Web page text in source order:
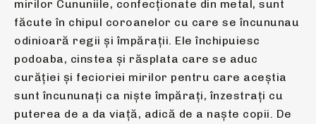
mirilor Cununiile, confecționate din metal, sunt
făcute în chipul coroanelor cu care se încununau
odinioară regii şi împăraţii. Ele închipuiesc
podoaba, cinstea şi răsplata care se aduc
curăţiei şi fecioriei mirilor pentru care aceştia
sunt încununaţi ca nişte împăraţi, înzestraţi cu
puterea de a da viaţă, adică de a naşte copii. De